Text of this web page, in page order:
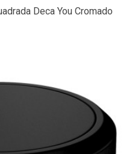
Deca You Cromado